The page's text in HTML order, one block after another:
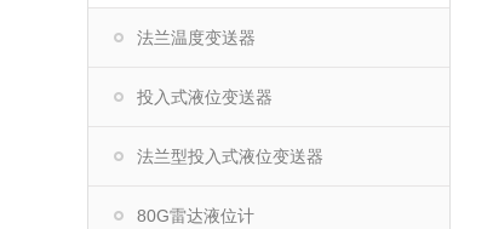
法兰温度变送器
投入式液位变送器
法兰型投入式液位变送器
80G雷达液位计